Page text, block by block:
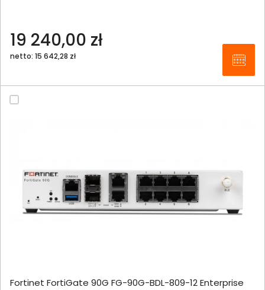
19 240,00 zł
netto: 15 642,28 zł
Fortinet FortiGate 90G FG-90G-BDL-809-12 Enterprise